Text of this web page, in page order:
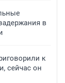
в
к
сейчас он